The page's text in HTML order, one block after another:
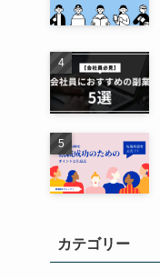
カテゴリー